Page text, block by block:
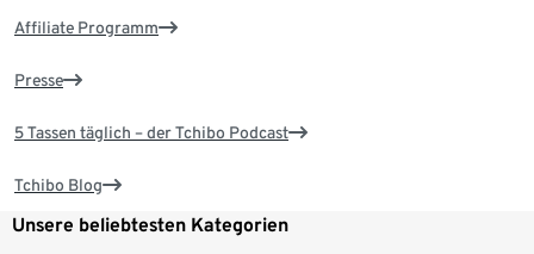
Affiliate Programm
Presse
5 Tassen täglich – der Tchibo Podcast
Tchibo Blog
Unsere beliebtesten Kategorien